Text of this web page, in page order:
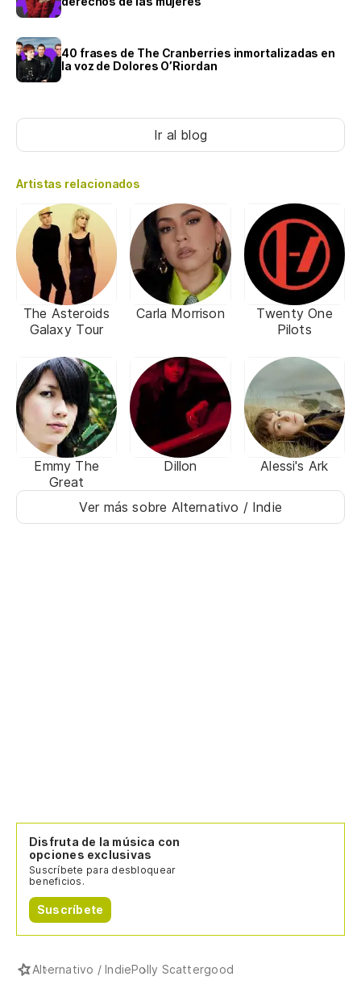
40 frases de The Cranberries inmortalizadas en
la voz de Dolores O’Riordan
Ir al blog
Artistas relacionados
The Asteroids
Galaxy Tour
Carla Morrison
Twenty One
Pilots
Emmy The
Great
Dillon Alessi's Ark
Ver más sobre Alternativo / Indie
Disfruta de la música con
opciones exclusivas
Suscríbete para desbloquear
beneficios.
Suscríbete
Alternativo / IndiePolly Scattergood